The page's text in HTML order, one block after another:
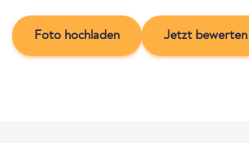
Foto hochladen Jetzt bewerten